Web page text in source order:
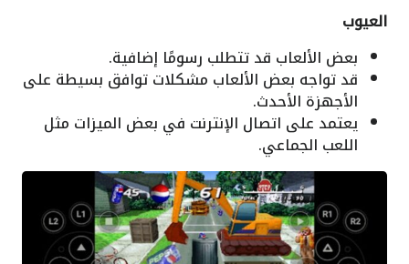
العيوب
بعض الألعاب قد تتطلب رسومًا إضافية.
قد تواجه بعض الألعاب مشكلات توافق بسيطة على
الأجهزة الأحدث.
يعتمد على اتصال الإنترنت في بعض الميزات مثل
اللعب الجماعي.